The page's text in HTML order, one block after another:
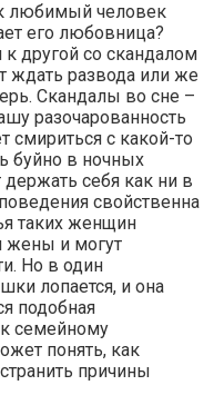
любимый человек
его любовница?
другой со скандалом
ждать развода или же
Скандалы во сне –
разочарованность
смириться с какой-то
буйно в ночных
себя как ни в
свойственна
таких женщин
жены и могут
Но в один
лопается, и она
подобная
к семейному
понять, как
причины